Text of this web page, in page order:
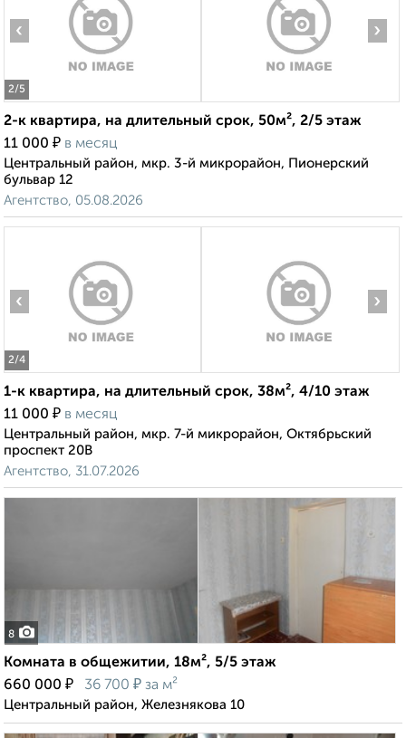
2/5
‹ ›
2-к квартира, на длительный срок, 50м², 2/5 этаж
11 000 ₽ в месяц
Центральный район, мкр. 3-й микрорайон, Пионерский
бульвар 12
Агентство, 05.08.2026
2/4
‹ ›
1-к квартира, на длительный срок, 38м², 4/10 этаж
11 000 ₽ в месяц
Центральный район, мкр. 7-й микрорайон, Октябрьский
проспект 20В
Агентство, 31.07.2026
8
Комната в общежитии, 18м², 5/5 этаж
660 000 ₽ 36 700 ₽ за м²
Центральный район, Железнякова 10